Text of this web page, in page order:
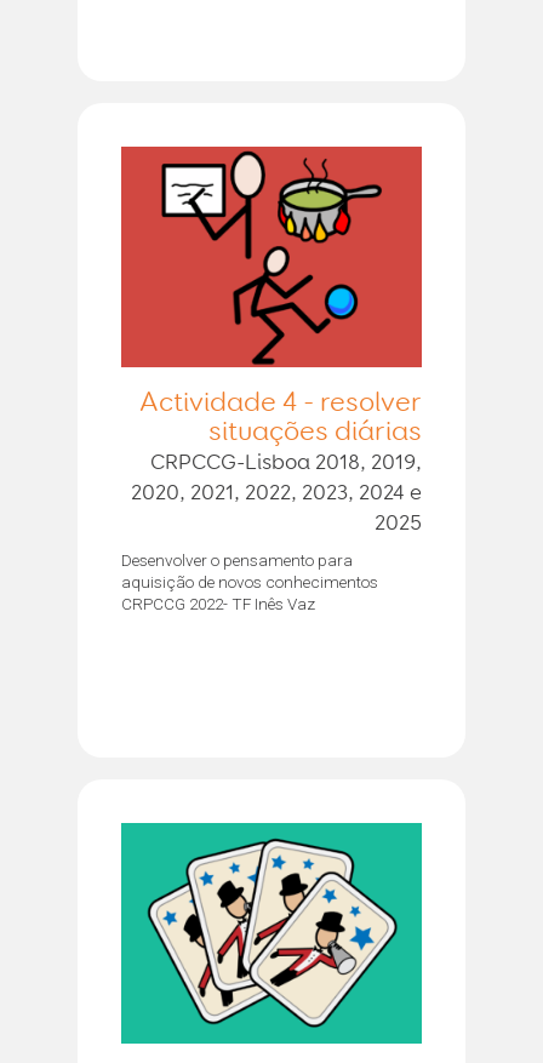
Actividade 4 - resolver
situações diárias
CRPCCG-Lisboa 2018, 2019,
2020, 2021, 2022, 2023, 2024 e
2025
Desenvolver o pensamento para
aquisição de novos conhecimentos
CRPCCG 2022- TF Inês Vaz